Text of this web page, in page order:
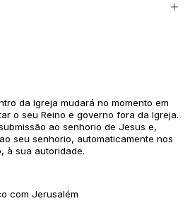
da Igreja mudará no momento em
o seu Reino e governo fora da Igreja.
ao senhorio de Jesus e,
seu senhorio, automaticamente nos
à sua autoridade.
com Jerusalém